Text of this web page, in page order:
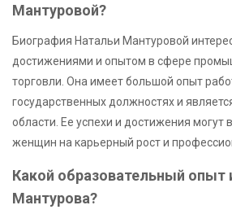
Мантуровой?
Биография Натальи Мантуровой
достижениями и опытом в сфере
торговли. Она имеет большой опыт
государственных должностях и
области. Ее успехи и достижения могут
женщин на карьерный рост и
Какой образовательный опыт
Мантурова?